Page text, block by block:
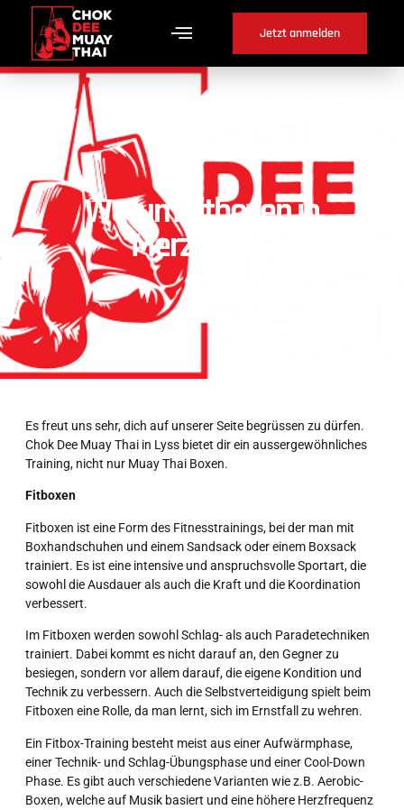
Jetzt anmelden
Warum Fitboxen in
Merzligen ?
Es freut uns sehr, dich auf unserer Seite begrüssen zu dürfen.
Chok Dee Muay Thai in Lyss bietet dir ein aussergewöhnliches
Training, nicht nur Muay Thai Boxen.
Fitboxen
Fitboxen ist eine Form des Fitnesstrainings, bei der man mit
Boxhandschuhen und einem Sandsack oder einem Boxsack
trainiert. Es ist eine intensive und anspruchsvolle Sportart, die
sowohl die Ausdauer als auch die Kraft und die Koordination
verbessert.
Im Fitboxen werden sowohl Schlag- als auch Paradetechniken
trainiert. Dabei kommt es nicht darauf an, den Gegner zu
besiegen, sondern vor allem darauf, die eigene Kondition und
Technik zu verbessern. Auch die Selbstverteidigung spielt beim
Fitboxen eine Rolle, da man lernt, sich im Ernstfall zu wehren.
Ein Fitbox-Training besteht meist aus einer Aufwärmphase,
einer Technik- und Schlag-Übungsphase und einer Cool-Down
Phase. Es gibt auch verschiedene Varianten wie z.B. Aerobic-
Boxen, welche auf Musik basiert und eine höhere Herzfrequenz